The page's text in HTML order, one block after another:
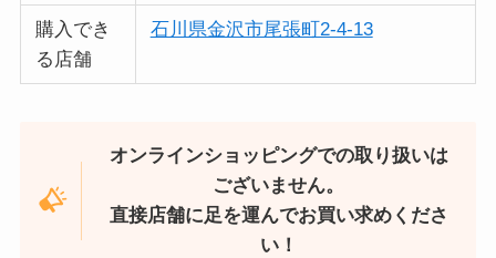
購入でき
る店舗
石川県金沢市尾張町2-4-13
オンラインショッピングでの取り扱いは
ございません。
直接店舗に足を運んでお買い求めくださ
い！